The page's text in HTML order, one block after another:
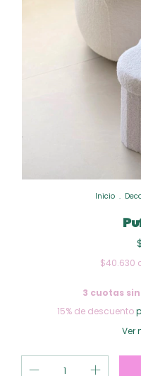
Inicio .
$40.630
3 cuotas
15% de descuento
Ver